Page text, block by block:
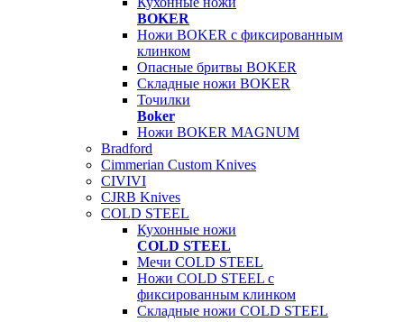
BOKER
Ножи BOKER с фиксированным
клинком
Опасные бритвы BOKER
Складные ножи BOKER
Точилки
Boker
Ножи BOKER MAGNUM
Bradford
Cimmerian Custom Knives
CIVIVI
CJRB Knives
COLD STEEL
Кухонные ножи
COLD STEEL
Мечи COLD STEEL
Ножи COLD STEEL с
фиксированным клинком
Складные ножи COLD STEEL